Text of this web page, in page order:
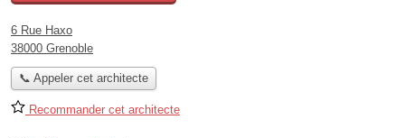
6 Rue Haxo
38000 Grenoble
📞 Appeler cet architecte
Recommander cet architecte